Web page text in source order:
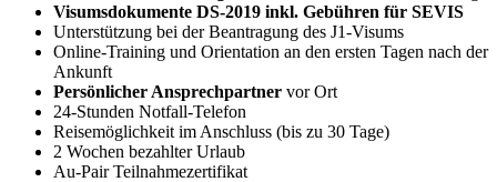
Visumsdokumente DS-2019 inkl. Gebühren für SEVIS
Unterstützung bei der Beantragung des J1-Visums
Online-Training und Orientation an den ersten Tagen nach der
Ankunft
Persönlicher Ansprechpartner vor Ort
24-Stunden Notfall-Telefon
Reisemöglichkeit im Anschluss (bis zu 30 Tage)
2 Wochen bezahlter Urlaub
Au-Pair Teilnahmezertifikat